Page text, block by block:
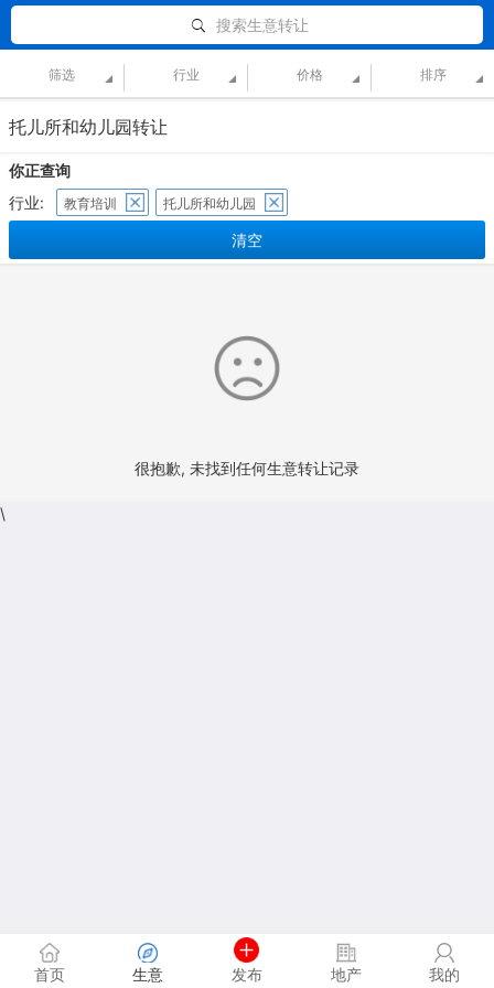
搜索生意转让
筛选 行业 价格 排序
托儿所和幼儿园转让
你正查询
行业:
教育培训 托儿所和幼儿园
清空
很抱歉, 未找到任何生意转让记录
首页 生意 发布 地产 我的
\